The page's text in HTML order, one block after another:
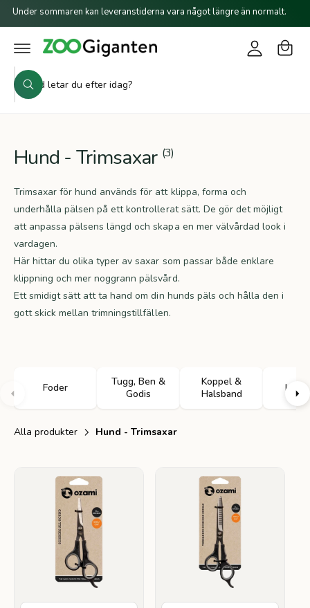
il
n
e
h
å
Under sommaren kan leveranstiderna vara något längre än normalt.
S
ö
v
å
r
b
u
t
i
k
S
ö
o
g
g
r
u
k
Hund - Trimsaxar (3)
Trimsaxar för hund används för att klippa, forma och
underhålla pälsen på ett kontrollerat sätt. De gör det möjligt
att anpassa pälsens längd och skapa en mer välvårdad look i
vardagen.
Här hittar du olika typer av saxar som passar både enklare
klippning och mer noggrann pälsvård.
Ett smidigt sätt att ta hand om din hunds päls och hålla den i
gott skick mellan trimningstillfällen.
Foder
Tugg, Ben &
Godis
Koppel &
Halsband
Alla produkter Hund - Trimsaxar